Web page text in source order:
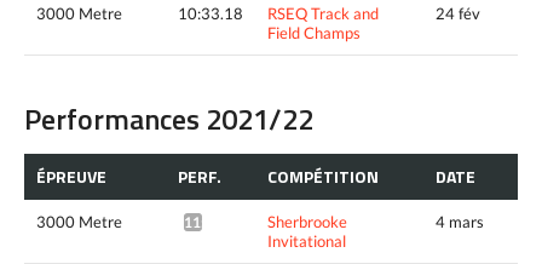
3000 Metre 10:33.18
RSEQ Track and
Field Champs
24 fév
Performances 2021/22
ÉPREUVE PERF. COMPÉTITION DATE
3000 Metre 11:23.74^
Sherbrooke
Invitational
4 mars